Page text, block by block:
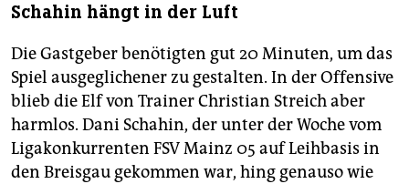
Schahin hängt in der Luft
Die Gastgeber benötigten gut 20 Minuten, um das
Spiel ausgeglichener zu gestalten. In der Offensive
blieb die Elf von Trainer Christian Streich aber
harmlos. Dani Schahin, der unter der Woche vom
Ligakonkurrenten FSV Mainz 05 auf Leihbasis in
den Breisgau gekommen war, hing genauso wie